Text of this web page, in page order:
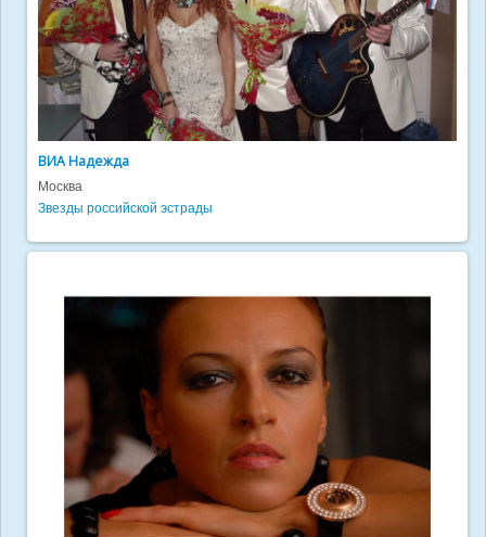
ВИА Надежда
Москва
Звезды российской эстрады